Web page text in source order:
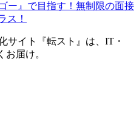
ー』で目指す！無制限の面接
ス！
サイト『転スト』は、IT・
お届け。